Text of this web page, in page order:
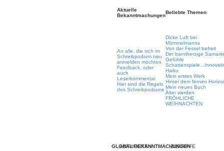
Aktuelle
Bekanntmachungen
Beliebte Themen
An alle, die sich im
Schreibpodium neu
anmelden möchten
Feedback, oder
auch
Leserkommentar
Hier sind die Regeln
des Schreibpodiums
Dicke Luft bei
Mümmelmanns
Von der Fessel befreit
Der barmherzige
Gefühle
Haiku
Mein erstes Werk
Hinter dem fernen
Mein neues Buch
Älter werden
FRÖHLICHE
WEIHNACHTEN
GLOBAL BEKANNTMACHUNGEN
ANTWORTEN
ZUGRIFFE